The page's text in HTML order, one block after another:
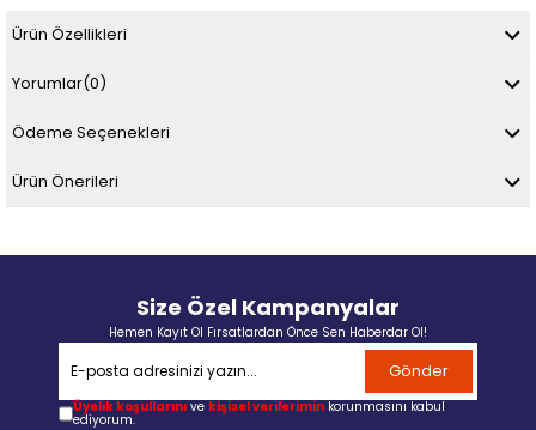
Ürün Özellikleri
Yorumlar(0)
Ödeme Seçenekleri
Ürün Önerileri
Size Özel Kampanyalar
Hemen Kayıt Ol Fırsatlardan Önce Sen Haberdar Ol!
Gönder
Üyelik koşullarını ve kişisel verilerimin korunmasını kabul
ediyorum.